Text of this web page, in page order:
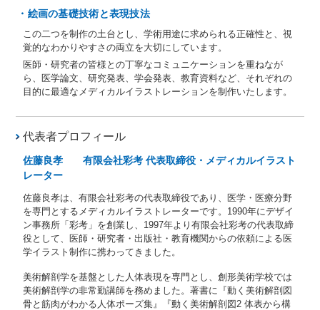
・絵画の基礎技術と表現技法
この二つを制作の土台とし、学術用途に求められる正確性と、視
覚的なわかりやすさの両立を大切にしています。
医師・研究者の皆様との丁寧なコミュニケーションを重ねなが
ら、医学論文、研究発表、学会発表、教育資料など、それぞれの
目的に最適なメディカルイラストレーションを制作いたします。
代表者プロフィール
佐藤良孝 有限会社彩考 代表取締役・メディカルイラスト
レーター
佐藤良孝は、有限会社彩考の代表取締役であり、医学・医療分野
を専門とするメディカルイラストレーターです。1990年にデザイ
ン事務所「彩考」を創業し、1997年より有限会社彩考の代表取締
役として、医師・研究者・出版社・教育機関からの依頼による医
学イラスト制作に携わってきました。
美術解剖学を基盤とした人体表現を専門とし、創形美術学校では
美術解剖学の非常勤講師を務めました。著書に『動く美術解剖図
骨と筋肉がわかる人体ポーズ集』『動く美術解剖図2 体表から構